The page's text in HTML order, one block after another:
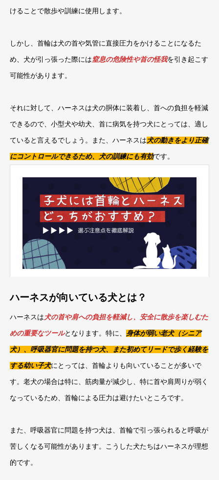
けることで散歩や訓練に使用します。
しかし、首輪は犬の首や気管に直接圧力をかけることになるた
め、犬が引っ張った際には 窒息の危険性や首の怪我を引き起こす
可能性があります。
それに対して、ハーネスは犬の胴体に装着し、首への負担を軽減
できるので、小型犬や幼犬、首に病気を持つ犬にとっては、適し
ていると言えるでしょう。また、ハーネスは 犬の動きをより正確
にコントロールできるため、犬の訓練にも有効です。
ハーネスが向いている犬とは？
ハーネスは 犬の首や肩への負担を軽減し、安全に散歩を楽しむた
めの重要なツールとなります。特に、 身体が弱い老犬（シニア
犬）、呼吸器官に問題を持つ犬、また初めてリードで歩く経験を
する幼い子犬にとっては、首輪よりも向いていることが多いで
す。老犬の場合は特に、筋肉量が減少し、特に首や肩周りが弱く
なっているため、首輪による圧力は避けたいところです。
また、呼吸器官に問題を持つ犬は、首輪で引っ張られると呼吸が
苦しくなる可能性があります。こうした犬たちはハーネスが理想
的です。